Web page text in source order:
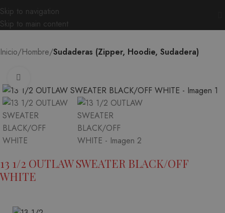
Skip to navigation
Skip to main content
Inicio Hombre Sudaderas (Zipper, Hoodie, Sudadera)
13 1/2 OUTLAW SWEATER BLACK/OFF
WHITE